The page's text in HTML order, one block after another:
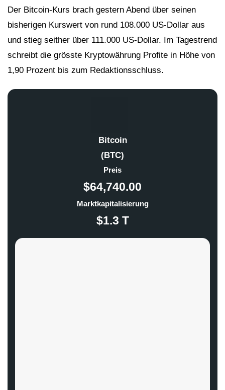
Der Bitcoin-Kurs brach gestern Abend über seinen
bisherigen Kurswert von rund 108.000 US-Dollar aus
und stieg seither über 111.000 US-Dollar. Im Tagestrend
schreibt die grösste Kryptowährung Profite in Höhe von
1,90 Prozent bis zum Redaktionsschluss.
Bitcoin
(BTC)
Preis
$64,740.00
Marktkapitalisierung
$1.3 T